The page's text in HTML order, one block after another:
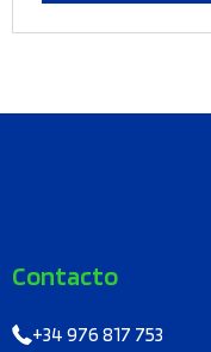
Contacto
+34 976 817 753